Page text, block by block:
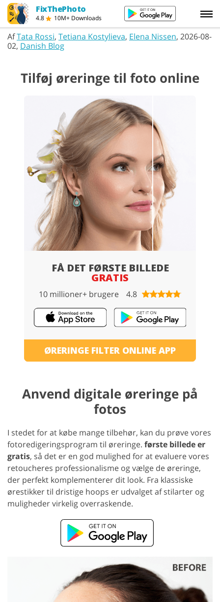
FixThePhoto
4.8 10M+ Downloads
AfTata Rossi, Tetiana Kostylieva, Elena Nissen, 2026-08-
02, Danish Blog
Tilføj øreringe til foto online
ØRERINGE FILTER ONLINE APP
FÅ DET FØRSTE BILLEDE
GRATIS
10 millioner+ brugere 4.8
Anvend digitale øreringe på
fotos
I stedet for at købe mange tilbehør, kan du prøve vores
fotoredigeringsprogram til øreringe. første billede er
gratis, så det er en god mulighed for at evaluere vores
retoucheres professionalisme og vælge de øreringe,
der perfekt komplementerer dit look. Fra klassiske
ørestikker til dristige hoops er udvalget af stilarter og
muligheder virkelig overraskende.